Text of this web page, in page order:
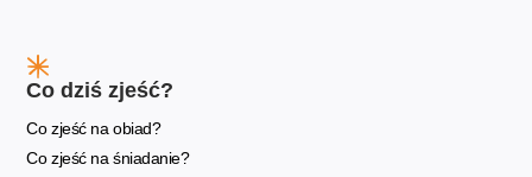
Co dziś zjeść?
Co zjeść na obiad?
Co zjeść na śniadanie?